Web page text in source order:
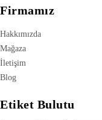
Firmamız
Hakkımızda
Mağaza
İletişim
Blog
Etiket Bulutu